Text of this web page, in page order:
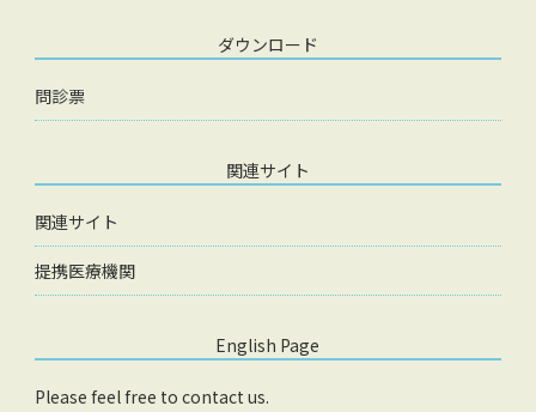
ダウンロード
問診票
関連サイト
関連サイト
提携医療機関
English Page
Please feel free to contact us.